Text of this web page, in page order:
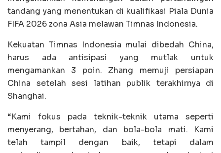
tandang yang menentukan di kualifikasi Piala Dunia
FIFA 2026 zona Asia melawan Timnas Indonesia.
Kekuatan Timnas Indonesia mulai dibedah China,
harus ada antisipasi yang mutlak untuk
mengamankan 3 poin. Zhang memuji persiapan
China setelah sesi latihan publik terakhirnya di
Shanghai.
“Kami fokus pada teknik-teknik utama seperti
menyerang, bertahan, dan bola-bola mati. Kami
telah tampil dengan baik, tetapi dalam